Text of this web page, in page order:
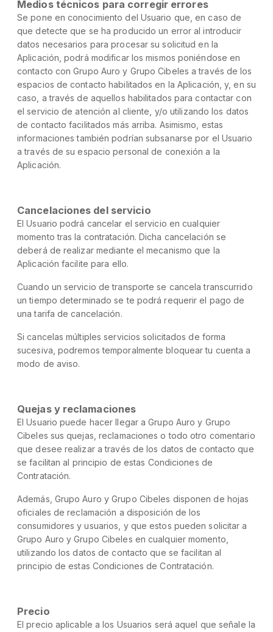
Medios técnicos para corregir errores
Se pone en conocimiento del Usuario que, en caso de
que detecte que se ha producido un error al introducir
datos necesarios para procesar su solicitud en la
Aplicación, podrá modificar los mismos poniéndose en
contacto con Grupo Auro y Grupo Cibeles a través de los
espacios de contacto habilitados en la Aplicación, y, en su
caso, a través de aquellos habilitados para contactar con
el servicio de atención al cliente, y/o utilizando los datos
de contacto facilitados más arriba. Asimismo, estas
informaciones también podrían subsanarse por el Usuario
a través de su espacio personal de conexión a la
Aplicación.
Cancelaciones del servicio
El Usuario podrá cancelar el servicio en cualquier
momento tras la contratación. Dicha cancelación se
deberá de realizar mediante el mecanismo que la
Aplicación facilite para ello.
Cuando un servicio de transporte se cancela transcurrido
un tiempo determinado se te podrá requerir el pago de
una tarifa de cancelación.
Si cancelas múltiples servicios solicitados de forma
sucesiva, podremos temporalmente bloquear tu cuenta a
modo de aviso.
Quejas y reclamaciones
El Usuario puede hacer llegar a Grupo Auro y Grupo
Cibeles sus quejas, reclamaciones o todo otro comentario
que desee realizar a través de los datos de contacto que
se facilitan al principio de estas Condiciones de
Contratación.
Además, Grupo Auro y Grupo Cibeles disponen de hojas
oficiales de reclamación a disposición de los
consumidores y usuarios, y que estos pueden solicitar a
Grupo Auro y Grupo Cibeles en cualquier momento,
utilizando los datos de contacto que se facilitan al
principio de estas Condiciones de Contratación.
Precio
El precio aplicable a los Usuarios será aquel que señale la